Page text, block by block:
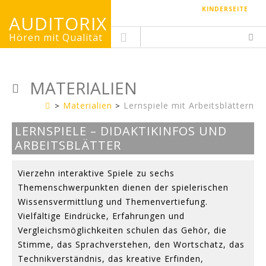
KINDERSEITE
AUDITORIX
Hören mit Qualität
MATERIALIEN
Erwachsenenseite
Materialien Lernspiele mit Arbeitsblättern
LERNSPIELE – DIDAKTIKINFOS UND
ARBEITSBLÄTTER
Vierzehn interaktive Spiele zu sechs
Themenschwerpunkten dienen der spielerischen
Wissensvermittlung und Themenvertiefung.
Vielfältige Eindrücke, Erfahrungen und
Vergleichsmöglichkeiten schulen das Gehör, die
Stimme, das Sprachverstehen, den Wortschatz, das
Technikverständnis, das kreative Erfinden,